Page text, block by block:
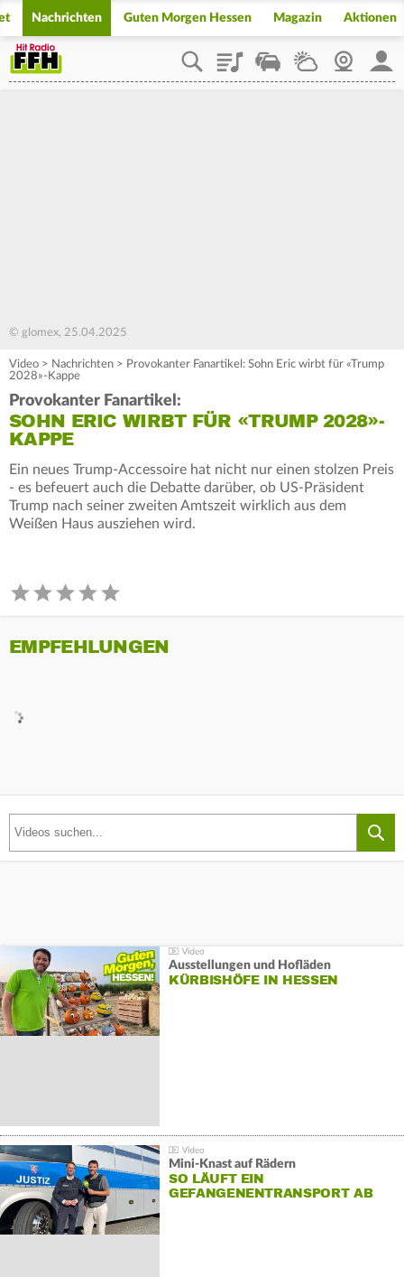
Nachrichten Guten Morgen Hessen Magazin Aktionen
PlaylistStaupilotWetterWebcam
© glomex, 25.04.2025
Video > Nachrichten > Provokanter Fanartikel: Sohn Eric wirbt für «Trump
2028»-Kappe
Provokanter Fanartikel:
SOHN ERIC WIRBT FÜR «TRUMP 2028»-
KAPPE
Ein neues Trump-Accessoire hat nicht nur einen stolzen Preis
- es befeuert auch die Debatte darüber, ob US-Präsident
Trump nach seiner zweiten Amtszeit wirklich aus dem
Weißen Haus ausziehen wird.
EMPFEHLUNGEN
Ausstellungen und Hofläden
KÜRBISHÖFE IN HESSEN
Mini-Knast auf Rädern
SO LÄUFT EIN
GEFANGENENTRANSPORT AB